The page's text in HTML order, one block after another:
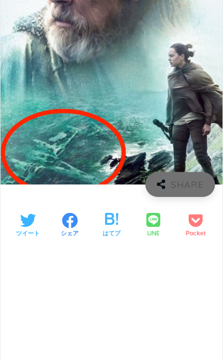
ツイート シェア はてブ LINE Pocket